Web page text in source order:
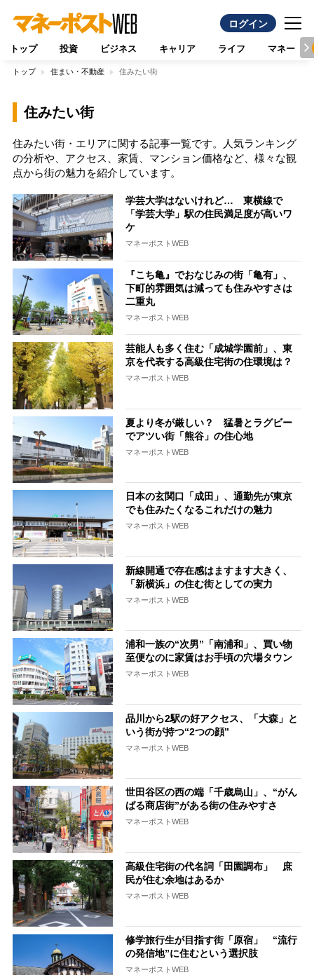
ログイン
トップ 投資 ビジネス キャリア ライフ マネー
トップ 住まい・不動産 住みたい街
住みたい街
住みたい街・エリアに関する記事一覧です。人気ランキング
の分析や、アクセス、家賃、マンション価格など、様々な観
点から街の魅力を紹介しています。
学芸大学はないけれど… 東横線で
「学芸大学」駅の住民満足度が高いワ
ケ
マネーポストWEB
『こち亀』でおなじみの街「亀有」、
下町的雰囲気は減っても住みやすさは
二重丸
マネーポストWEB
芸能人も多く住む「成城学園前」、東
京を代表する高級住宅街の住環境は？
マネーポストWEB
夏より冬が厳しい？ 猛暑とラグビー
でアツい街「熊谷」の住心地
マネーポストWEB
日本の玄関口「成田」、通勤先が東京
でも住みたくなるこれだけの魅力
マネーポストWEB
新線開通で存在感はますます大きく、
「新横浜」の住む街としての実力
マネーポストWEB
浦和一族の“次男”「南浦和」、買い物
至便なのに家賃はお手頃の穴場タウン
マネーポストWEB
品川から2駅の好アクセス、「大森」と
いう街が持つ“2つの顔”
マネーポストWEB
世田谷区の西の端「千歳烏山」、“がん
ばる商店街”がある街の住みやすさ
マネーポストWEB
高級住宅街の代名詞「田園調布」 庶
民が住む余地はあるか
マネーポストWEB
修学旅行生が目指す街「原宿」 “流行
の発信地”に住むという選択肢
マネーポストWEB